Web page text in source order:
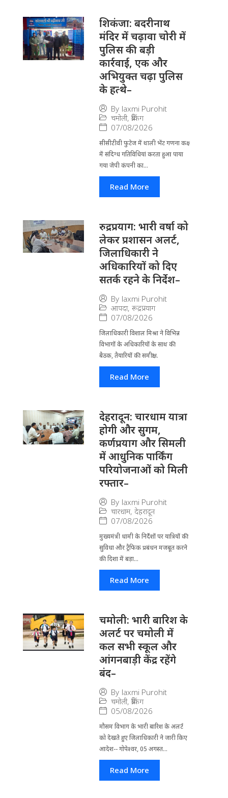
​शिकंजा: बदरीनाथ
मंदिर में चढ़ावा चोरी में
पुलिस की बड़ी
कार्रवाई, एक और
अभियुक्त चढ़ा पुलिस
के हत्थे–
By laxmi Purohit
चमोली, ब्रेकिंग
07/08/2026
सीसीटीवी फुटेज में थाली भेंट गणना कक्ष
में संदिग्ध गतिविधियां करता हुआ पाया
गया जेपी कंपनी का...
Read More
रुद्रप्रयाग: भारी वर्षा को
लेकर प्रशासन अलर्ट,
जिलाधिकारी ने
अधिकारियों को दिए
सतर्क रहने के निर्देश–
By laxmi Purohit
आपदा, रूद्रप्रयाग
07/08/2026
जिला​धिकारी विशाल मिश्रा ने वि​भिन्न
विभागों के अ​धिकारियों के साथ की
बैठक, तैयारियों की समीक्षा...
Read More
देहरादून: चारधाम यात्रा
होगी और सुगम,
कर्णप्रयाग और सिमली
में आधुनिक पार्किंग
परियोजनाओं को मिली
रफ्तार–
By laxmi Purohit
चारधाम, देहरादून
07/08/2026
मुख्यमंत्री धामी के निर्देशों पर यात्रियों की
सुविधा और ट्रैफिक प्रबंधन मजबूत करने
की दिशा में बड़ा...
Read More
चमोली: भारी बारिश के
अलर्ट पर चमोली में
कल सभी स्कूल और
आंगनबाड़ी केंद्र रहेंगे
बंद–
By laxmi Purohit
चमोली, ब्रेकिंग
05/08/2026
मौसम विभाग के भारी बारिश के अलर्ट
को देखते हुए जिला​धिकारी ने जारी किए
आदेश-- गोपेश्वर, 05 अगस्त...
Read More